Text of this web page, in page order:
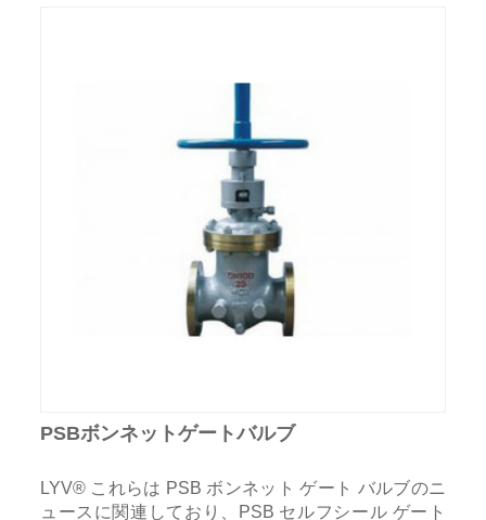
PSBボンネットゲートバルブ
LYV® これらは PSB ボンネット ゲート バルブのニ
ュースに関連しており、PSB セルフシール ゲート